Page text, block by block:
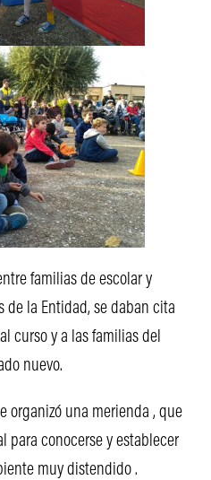
familias de escolar y
de la Entidad, se daban cita
curso y a las familias del
nuevo.
organizó una merienda , que
para conocerse y establecer
muy distendido .